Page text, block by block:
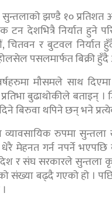
सुन्तलाको झण्डै १०
टन देशभित्रै निर्यात हुने
चितवन र बुटवल निर्यात
पसलमार्फत बिक्री
मौसमले साथ
बुढाथोकीले बताइन्
बिरुवा थपिने छन् भने
व्यावसायिक रुपमा
मेहनत गर्न नपर्ने
र संघ सरकारले सुन्तला
संख्या बढ्दै गएको हो ।